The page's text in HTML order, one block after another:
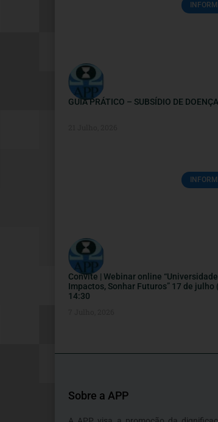
GUIA PRÁTICO – SUBSÍDIO DE DOENÇA
Convite | Webinar online
Impactos, Sonhar Futuros” 17 de
14:30
Sobre a APP